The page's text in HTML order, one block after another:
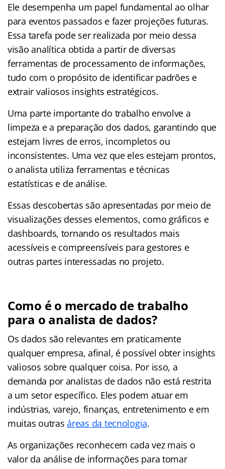
Ele desempenha um papel fundamental ao olhar
para eventos passados e fazer projeções futuras.
Essa tarefa pode ser realizada por meio dessa
visão analítica obtida a partir de diversas
ferramentas de processamento de informações,
tudo com o propósito de identificar padrões e
extrair valiosos insights estratégicos.
Uma parte importante do trabalho envolve a
limpeza e a preparação dos dados, garantindo que
estejam livres de erros, incompletos ou
inconsistentes. Uma vez que eles estejam prontos,
o analista utiliza ferramentas e técnicas
estatísticas e de análise.
Essas descobertas são apresentadas por meio de
visualizações desses elementos, como gráficos e
dashboards, tornando os resultados mais
acessíveis e compreensíveis para gestores e
outras partes interessadas no projeto.
Como é o mercado de trabalho
para o analista de dados?
Os dados são relevantes em praticamente
qualquer empresa, afinal, é possível obter insights
valiosos sobre qualquer coisa. Por isso, a
demanda por analistas de dados não está restrita
a um setor específico. Eles podem atuar em
indústrias, varejo, finanças, entretenimento e em
muitas outrasáreas da tecnologia.
As organizações reconhecem cada vez mais o
valor da análise de informações para tomar